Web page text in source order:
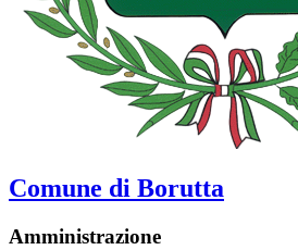
Comune di Borutta
Amministrazione